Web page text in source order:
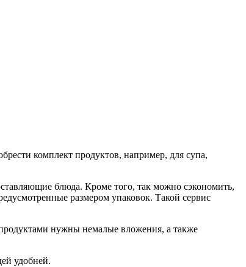
комплект продуктов, например, для супа,
блюда. Кроме того, так можно сэкономить,
размером упаковок. Такой сервис
нужны немалые вложения, а также
удобней.